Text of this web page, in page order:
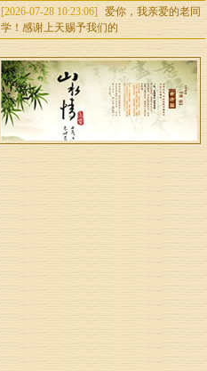
[2026-07-28 10:23:06]
爱你，我亲爱的老同
学！感谢上天赐予我们的